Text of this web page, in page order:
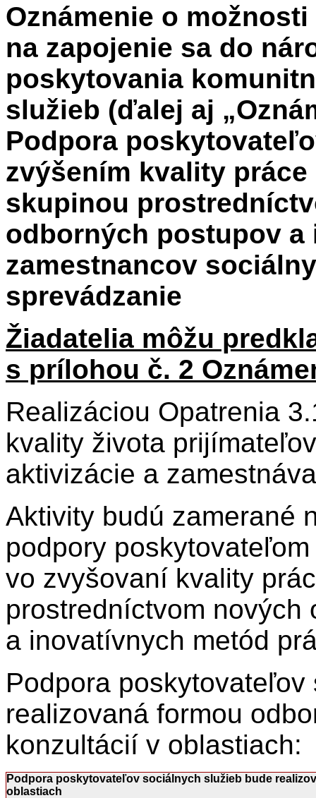
Oznámenie o
na zapojenie sa do
poskytovania
služieb (ďalej aj
Podpora
zvýšením kvality
skupinou
odborných postupov
zamestnancov
sprevádzanie
Žiadatelia môžu
s prílohou č. 2
Realizáciou Opatrenia
kvality života
aktivizácie a
Aktivity budú zamerané
podpory
vo zvyšovaní kvality
prostredníctvom nových
a inovatívnych metód
Podpora
realizovaná formou
konzultácií v oblastiach:
Podpora poskytovateľov sociálnych služieb bude
oblastiach